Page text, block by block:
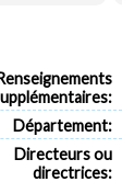
Département:
Directeurs ou
directrices: